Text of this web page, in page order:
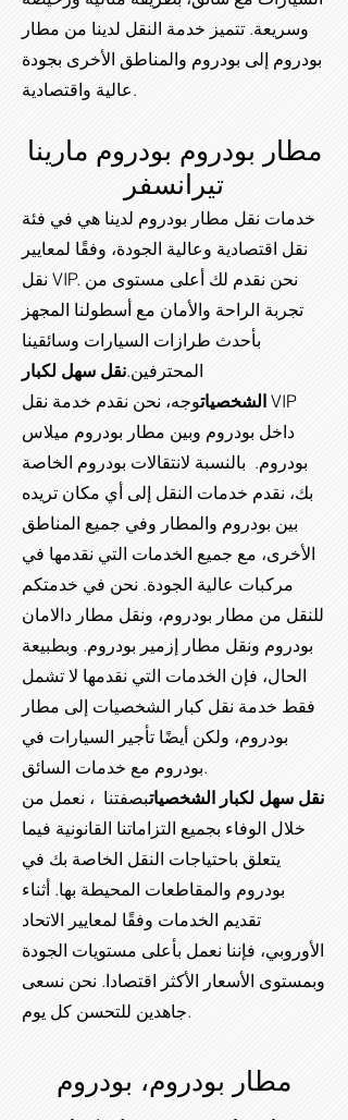
وسريعة. تتميز خدمة النقل لدينا من مطار
بودروم إلى بودروم والمناطق الأخرى بجودة
عالية واقتصادية.
مطار بودروم بودروم مارينا
تيرانسفر
خدمات نقل مطار بودروم لدينا هي في فئة
نقل اقتصادية وعالية الجودة، وفقًا لمعايير
نقل VIP. نحن نقدم لك أعلى مستوى من
تجربة الراحة والأمان مع أسطولنا المجهز
بأحدث طرازات السيارات وسائقينا
المحترفين.نقل سهل لكبار
الشخصياتوجه، نحن نقدم خدمة نقل VIP
داخل بودروم وبين مطار بودروم ميلاس
بودروم. بالنسبة لانتقالات بودروم الخاصة
بك، نقدم خدمات النقل إلى أي مكان تريده
بين بودروم والمطار وفي جميع المناطق
الأخرى، مع جميع الخدمات التي نقدمها في
مركبات عالية الجودة. نحن في خدمتكم
للنقل من مطار بودروم، ونقل مطار دالامان
بودروم ونقل مطار إزمير بودروم. وبطبيعة
الحال، فإن الخدمات التي نقدمها لا تشمل
فقط خدمة نقل كبار الشخصيات إلى مطار
بودروم، ولكن أيضًا تأجير السيارات في
بودروم مع خدمات السائق.
نقل سهل لكبار الشخصياتبصفتنا ، نعمل من
خلال الوفاء بجميع التزاماتنا القانونية فيما
يتعلق باحتياجات النقل الخاصة بك في
بودروم والمقاطعات المحيطة بها. أثناء
تقديم الخدمات وفقًا لمعايير الاتحاد
الأوروبي، فإننا نعمل بأعلى مستويات الجودة
وبمستوى الأسعار الأكثر اقتصادا. نحن نسعى
جاهدين للتحسن كل يوم.
مطار بودروم، بودروم